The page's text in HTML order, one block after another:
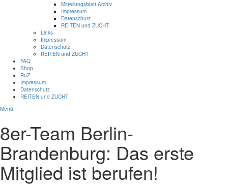
Mitteilungsblatt Archiv
Impressum
Datenschutz
REITEN und ZUCHT
Links
Impressum
Datenschutz
REITEN und ZUCHT
FAQ
Shop
RuZ
Impressum
Datenschutz
REITEN und ZUCHT
Menü
8er-Team Berlin-
Brandenburg: Das erste
Mitglied ist berufen!